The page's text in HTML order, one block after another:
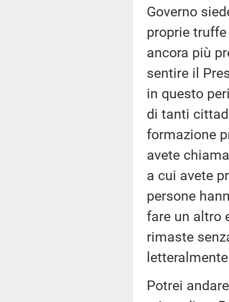
Governo
proprie
ancora più
sentire il
in questo
di tanti
formazione
avete
a cui avete
persone
fare un altro
rimaste
Potrei